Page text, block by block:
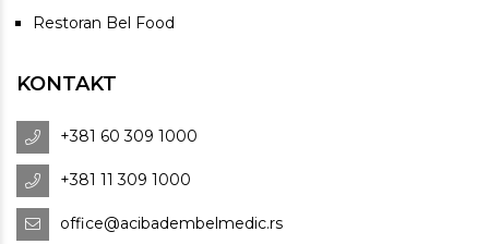
Restoran Bel Food
KONTAKT
+381 60 309 1000
+381 11 309 1000
office@acibadembelmedic.rs